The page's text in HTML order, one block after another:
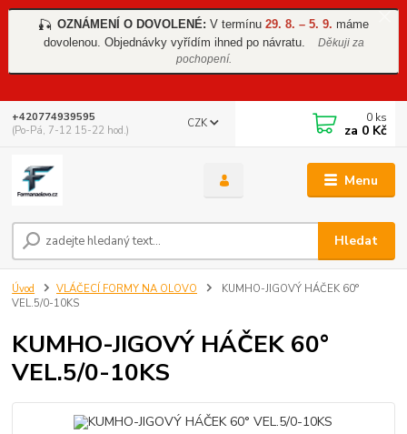
🎣 OZNÁMENÍ O DOVOLENÉ: V termínu 29. 8. – 5. 9. máme
dovolenou. Objednávky vyřídím ihned po návratu.
Děkuji za
pochopení.
Menu
CZK
Hledat
+420774939595
(Po-Pá, 7-12 15-22 hod.)
0 ks
za 0 Kč
Úvod VLÁČECÍ FORMY NA OLOVO
KUMHO-JIGOVÝ HÁČEK 60°
VEL.5/0-10KS
KUMHO-JIGOVÝ HÁČEK 60°
VEL.5/0-10KS